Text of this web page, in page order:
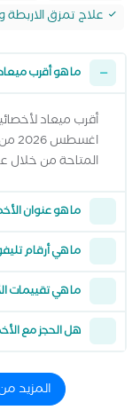
علاج تمزق الاربطة
ما هو أقرب
المتاحة من خلال
ما هو عنوان
ما هي أرقام
ما هي تقييمات
هل الحجز مع
المزيد